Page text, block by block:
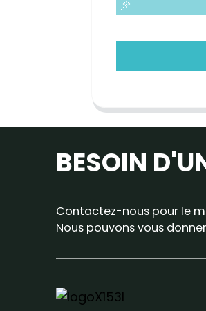
BESOIN
Contactez-nous pour le
Nous pouvons vous